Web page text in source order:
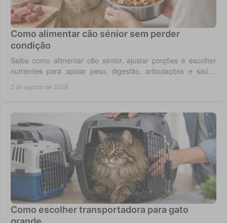
Como alimentar cão sénior sem perder
condição
Saiba como alimentar cão sénior, ajustar porções e escolher
nutrientes para apoiar peso, digestão, articulações e saúde
2 de agosto de 2026
Como escolher transportadora para gato